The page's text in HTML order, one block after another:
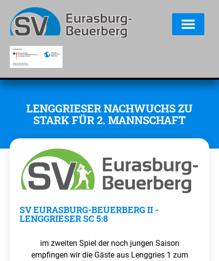
LENGGRIESER NACHWUCHS ZU
STARK FÜR 2. MANNSCHAFT
SV EURASBURG-BEUERBERG II -
LENGGRIESER SC 5:8
im zweiten Spiel der noch jungen Saison
empfingen wir die Gäste aus Lenggries 1 zum